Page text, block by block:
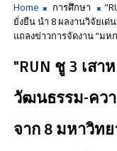
Home การศึกษา
ยั่งยืน นำ 8 ผลงานวิจัยเด่
แถลงข่าวการจัดงาน “มห
"RUN ชู 3 เสา
วัฒนธรรม-คว
จาก 8 มหาวิท